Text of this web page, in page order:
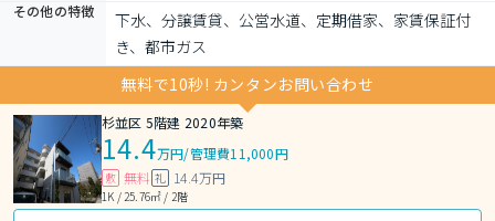
その他の特徴
下水、分譲賃貸、公営水道、定期借家、家賃保証付
き、都市ガス
無料で10秒! カンタンお問い合わせ
杉並区 5階建 2020年築
14.4万円/管理費11,000円
敷 無料 礼 14.4万円
1K / 25.76㎡ / 2階